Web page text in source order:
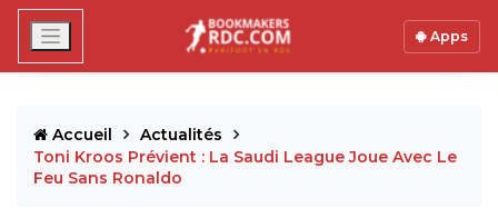
Apps
Accueil
Actualités
Toni Kroos Prévient : La Saudi League Joue Avec Le
Feu Sans Ronaldo